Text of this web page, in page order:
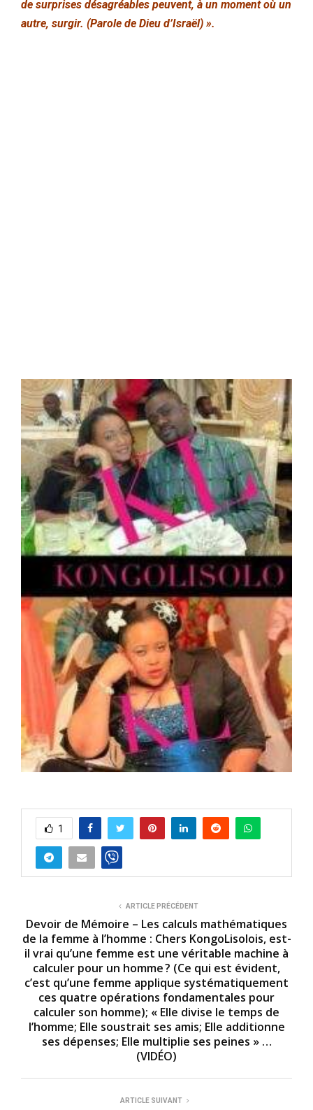
de surprises désagréables peuvent, à un moment où un
autre, surgir. (Parole de Dieu d’Israël) ».
1
ARTICLE PRÉCÉDENT
Devoir de Mémoire – Les calculs mathématiques
de la femme à l’homme : Chers KongoLisolois, est-
il vrai qu’une femme est une véritable machine à
calculer pour un homme ? (Ce qui est évident,
c’est qu’une femme applique systématiquement
ces quatre opérations fondamentales pour
calculer son homme); « Elle divise le temps de
l’homme; Elle soustrait ses amis; Elle additionne
ses dépenses; Elle multiplie ses peines » …
(VIDÉO)
ARTICLE SUIVANT